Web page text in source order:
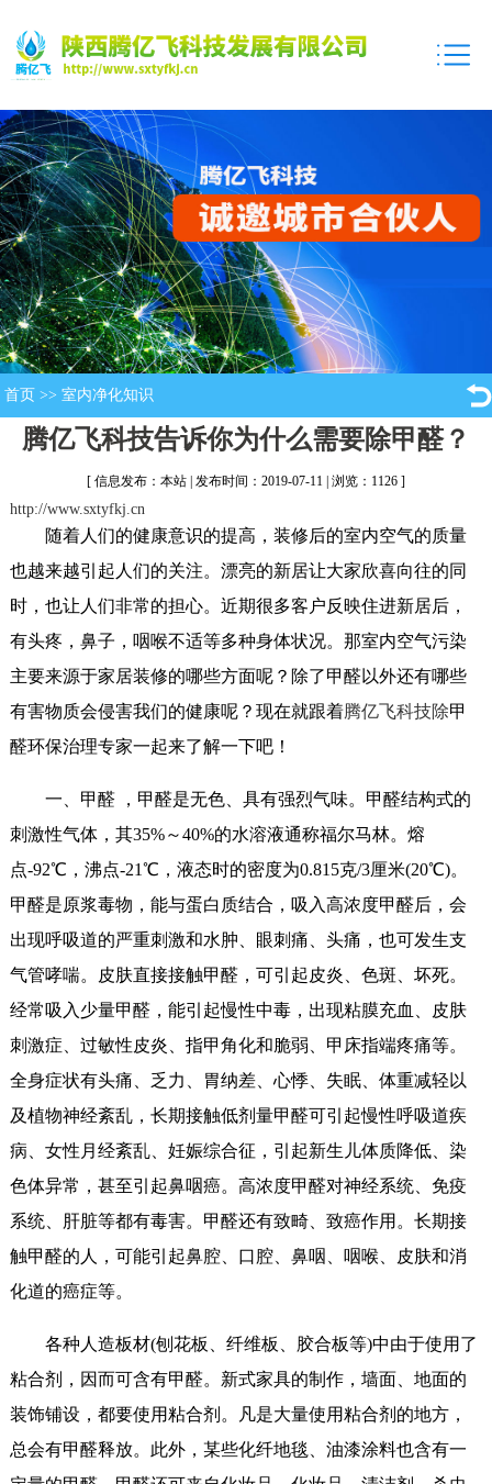
首页 >> 室内净化知识
腾亿飞科技告诉你为什么需要除甲醛？
[ 信息发布：本站 | 发布时间：2019-07-11 | 浏览：1126 ]
http://www.sxtyfkj.cn
随着人们的健康意识的提高，装修后的室内空气的质量
也越来越引起人们的关注。漂亮的新居让大家欣喜向往的同
时，也让人们非常的担心。近期很多客户反映住进新居后，
有头疼，鼻子，咽喉不适等多种身体状况。那室内空气污染
主要来源于家居装修的哪些方面呢？除了甲醛以外还有哪些
有害物质会侵害我们的健康呢？现在就跟着腾亿飞科技除甲
醛环保治理专家一起来了解一下吧！
一、甲醛 ，甲醛是无色、具有强烈气味。甲醛结构式的
刺激性气体，其35%～40%的水溶液通称福尔马林。熔
点-92℃，沸点-21℃，液态时的密度为0.815克/3厘米(20℃)。
甲醛是原浆毒物，能与蛋白质结合，吸入高浓度甲醛后，会
出现呼吸道的严重刺激和水肿、眼刺痛、头痛，也可发生支
气管哮喘。皮肤直接接触甲醛，可引起皮炎、色斑、坏死。
经常吸入少量甲醛，能引起慢性中毒，出现粘膜充血、皮肤
刺激症、过敏性皮炎、指甲角化和脆弱、甲床指端疼痛等。
全身症状有头痛、乏力、胃纳差、心悸、失眠、体重减轻以
及植物神经紊乱，长期接触低剂量甲醛可引起慢性呼吸道疾
病、女性月经紊乱、妊娠综合征，引起新生儿体质降低、染
色体异常，甚至引起鼻咽癌。高浓度甲醛对神经系统、免疫
系统、肝脏等都有毒害。甲醛还有致畸、致癌作用。长期接
触甲醛的人，可能引起鼻腔、口腔、鼻咽、咽喉、皮肤和消
化道的癌症等。
各种人造板材(刨花板、纤维板、胶合板等)中由于使用了
粘合剂，因而可含有甲醛。新式家具的制作，墙面、地面的
装饰铺设，都要使用粘合剂。凡是大量使用粘合剂的地方，
总会有甲醛释放。此外，某些化纤地毯、油漆涂料也含有一